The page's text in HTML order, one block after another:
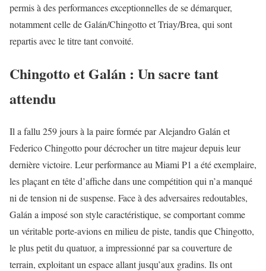
permis à des performances exceptionnelles de se démarquer,
notamment celle de Galán/Chingotto et Triay/Brea, qui sont
repartis avec le titre tant convoité.
Chingotto et Galán : Un sacre tant
attendu
Il a fallu 259 jours à la paire formée par Alejandro Galán et
Federico Chingotto pour décrocher un titre majeur depuis leur
dernière victoire. Leur performance au Miami P1 a été exemplaire,
les plaçant en tête d’affiche dans une compétition qui n’a manqué
ni de tension ni de suspense. Face à des adversaires redoutables,
Galán a imposé son style caractéristique, se comportant comme
un véritable porte-avions en milieu de piste, tandis que Chingotto,
le plus petit du quatuor, a impressionné par sa couverture de
terrain, exploitant un espace allant jusqu’aux gradins. Ils ont